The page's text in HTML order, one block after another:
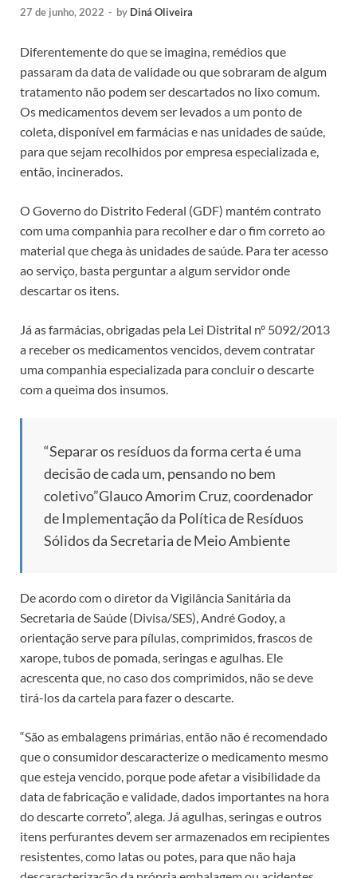
27 de junho, 2022 - by Diná Oliveira
Diferentemente do que se imagina, remédios que
passaram da data de validade ou que sobraram de algum
tratamento não podem ser descartados no lixo comum.
Os medicamentos devem ser levados a um ponto de
coleta, disponível em farmácias e nas unidades de saúde,
para que sejam recolhidos por empresa especializada e,
então, incinerados.
O Governo do Distrito Federal (GDF) mantém contrato
com uma companhia para recolher e dar o fim correto ao
material que chega às unidades de saúde. Para ter acesso
ao serviço, basta perguntar a algum servidor onde
descartar os itens.
Já as farmácias, obrigadas pela Lei Distrital nº 5092/2013
a receber os medicamentos vencidos, devem contratar
uma companhia especializada para concluir o descarte
com a queima dos insumos.
“Separar os resíduos da forma certa é uma
decisão de cada um, pensando no bem
coletivo”Glauco Amorim Cruz, coordenador
de Implementação da Política de Resíduos
Sólidos da Secretaria de Meio Ambiente
De acordo com o diretor da Vigilância Sanitária da
Secretaria de Saúde (Divisa/SES), André Godoy, a
orientação serve para pílulas, comprimidos, frascos de
xarope, tubos de pomada, seringas e agulhas. Ele
acrescenta que, no caso dos comprimidos, não se deve
tirá-los da cartela para fazer o descarte.
“São as embalagens primárias, então não é recomendado
que o consumidor descaracterize o medicamento mesmo
que esteja vencido, porque pode afetar a visibilidade da
data de fabricação e validade, dados importantes na hora
do descarte correto”, alega. Já agulhas, seringas e outros
itens perfurantes devem ser armazenados em recipientes
resistentes, como latas ou potes, para que não haja